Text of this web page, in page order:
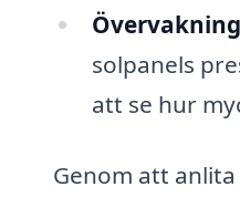
solpanels
att se hur
Genom att